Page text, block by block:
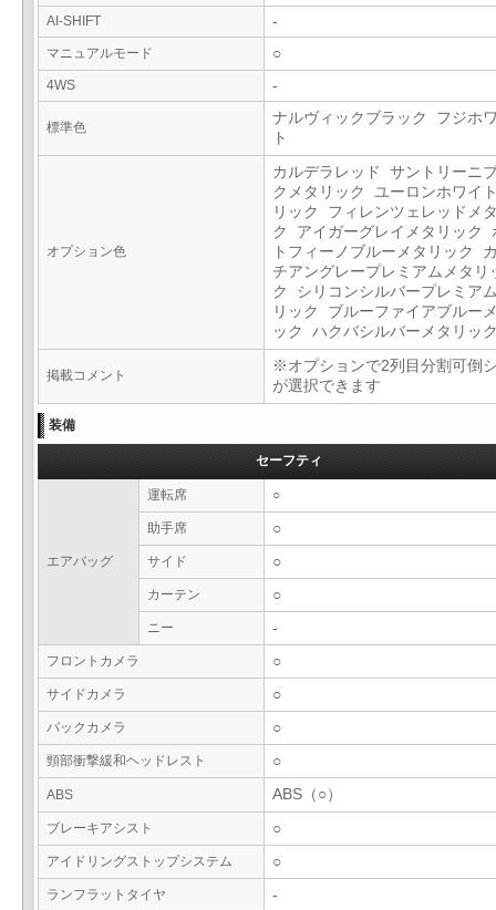
AI-SHIFT -
マニュアルモード ○
4WS -
標準色
ナルヴィックブラック フジホ
ト
オプション色
カルデラレッド サントリーニ
クメタリック ユーロンホワイ
リック フィレンツェレッドメ
ク アイガーグレイメタリック
トフィーノブルーメタリック
チアングレープレミアムメタリ
ク シリコンシルバープレミア
リック ブルーファイアブルー
ック ハクバシルバーメタリッ
掲載コメント
※オプションで2列目分割可倒
が選択できます
装備
セーフティ
エアバッグ
運転席 ○
助手席 ○
サイド ○
カーテン ○
ニー -
フロントカメラ ○
サイドカメラ ○
バックカメラ ○
頸部衝撃緩和ヘッドレスト ○
ABS ABS（○）
ブレーキアシスト ○
アイドリングストップシステム ○
ランフラットタイヤ -